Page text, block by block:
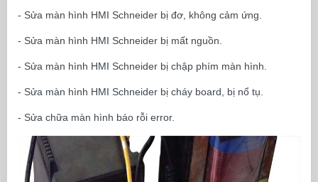
- Sửa màn hình HMI Schneider bị đơ, không cảm ứng.
- Sửa màn hình HMI Schneider bị mất nguồn.
- Sửa màn hình HMI Schneider bị chập phím màn hình.
- Sửa màn hình HMI Schneider bị cháy board, bị nổ tụ.
- Sửa chữa màn hình báo rỗi error.